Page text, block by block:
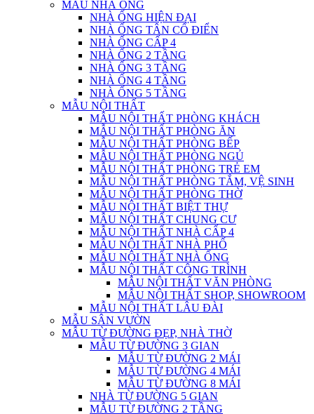
MẪU NHÀ ỐNG
NHÀ ỐNG HIỆN ĐẠI
NHÀ ỐNG TÂN CỔ ĐIỂN
NHÀ ỐNG CẤP 4
NHÀ ỐNG 2 TẦNG
NHÀ ỐNG 3 TẦNG
NHÀ ỐNG 4 TẦNG
NHÀ ỐNG 5 TẦNG
MẪU NỘI THẤT
MẪU NỘI THẤT PHÒNG KHÁCH
MẪU NỘI THẤT PHÒNG ĂN
MẪU NỘI THẤT PHÒNG BẾP
MẪU NỘI THẤT PHÒNG NGỦ
MẪU NỘI THẤT PHÒNG TRẺ EM
MẪU NỘI THẤT PHÒNG TẮM, VỆ SINH
MẪU NỘI THẤT PHÒNG THỜ
MẪU NỘI THẤT BIỆT THỰ
MẪU NỘI THẤT CHUNG CƯ
MẪU NỘI THẤT NHÀ CẤP 4
MẪU NỘI THẤT NHÀ PHỐ
MẪU NỘI THẤT NHÀ ỐNG
MẪU NỘI THẤT CÔNG TRÌNH
MẪU NỘI THẤT VĂN PHÒNG
MẪU NỘI THẤT SHOP, SHOWROOM
MẪU NỘI THẤT LÂU ĐÀI
MẪU SÂN VƯỜN
MẪU TỪ ĐƯỜNG ĐẸP, NHÀ THỜ
MẪU TỪ ĐƯỜNG 3 GIAN
MẪU TỪ ĐƯỜNG 2 MÁI
MẪU TỪ ĐƯỜNG 4 MÁI
MẪU TỪ ĐƯỜNG 8 MÁI
NHÀ TỪ ĐƯỜNG 5 GIAN
MẪU TỪ ĐƯỜNG 2 TẦNG